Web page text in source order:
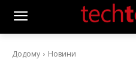
Додому Новини